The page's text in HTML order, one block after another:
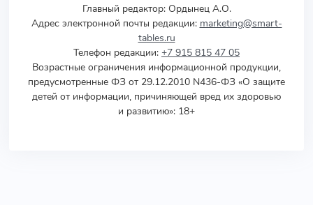
Главный редактор: Ордынец А.О.
Адрес электронной почты редакции: marketing@smart-
tables.ru
Телефон редакции: +7 915 815 47 05
Возрастные ограничения информационной продукции,
предусмотренные ФЗ от 29.12.2010 N436-ФЗ «О защите
детей от информации, причиняющей вред их здоровью
и развитию»: 18+